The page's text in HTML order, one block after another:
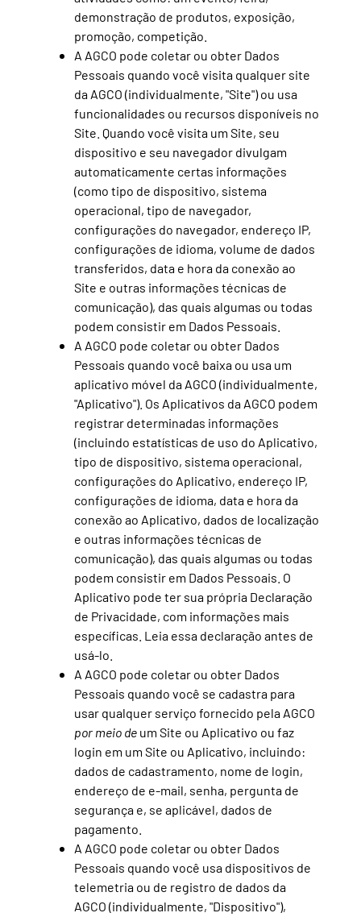
demonstração de produtos, exposição,
promoção, competição.
A AGCO pode coletar ou obter Dados
Pessoais quando você visita qualquer site
da AGCO (individualmente, "Site") ou usa
funcionalidades ou recursos disponíveis no
Site. Quando você visita um Site, seu
dispositivo e seu navegador divulgam
automaticamente certas informações
(como tipo de dispositivo, sistema
operacional, tipo de navegador,
configurações do navegador, endereço IP,
configurações de idioma, volume de dados
transferidos, data e hora da conexão ao
Site e outras informações técnicas de
comunicação), das quais algumas ou todas
podem consistir em Dados Pessoais.
A AGCO pode coletar ou obter Dados
Pessoais quando você baixa ou usa um
aplicativo móvel da AGCO (individualmente,
"Aplicativo"). Os Aplicativos da AGCO podem
registrar determinadas informações
(incluindo estatísticas de uso do Aplicativo,
tipo de dispositivo, sistema operacional,
configurações do Aplicativo, endereço IP,
configurações de idioma, data e hora da
conexão ao Aplicativo, dados de localização
e outras informações técnicas de
comunicação), das quais algumas ou todas
podem consistir em Dados Pessoais. O
Aplicativo pode ter sua própria Declaração
de Privacidade, com informações mais
específicas. Leia essa declaração antes de
usá-lo.
A AGCO pode coletar ou obter Dados
Pessoais quando você se cadastra para
usar qualquer serviço fornecido pela AGCO
por meio de um Site ou Aplicativo ou faz
login em um Site ou Aplicativo, incluindo:
dados de cadastramento, nome de login,
endereço de e-mail, senha, pergunta de
segurança e, se aplicável, dados de
pagamento.
A AGCO pode coletar ou obter Dados
Pessoais quando você usa dispositivos de
telemetria ou de registro de dados da
AGCO (individualmente, "Dispositivo"),